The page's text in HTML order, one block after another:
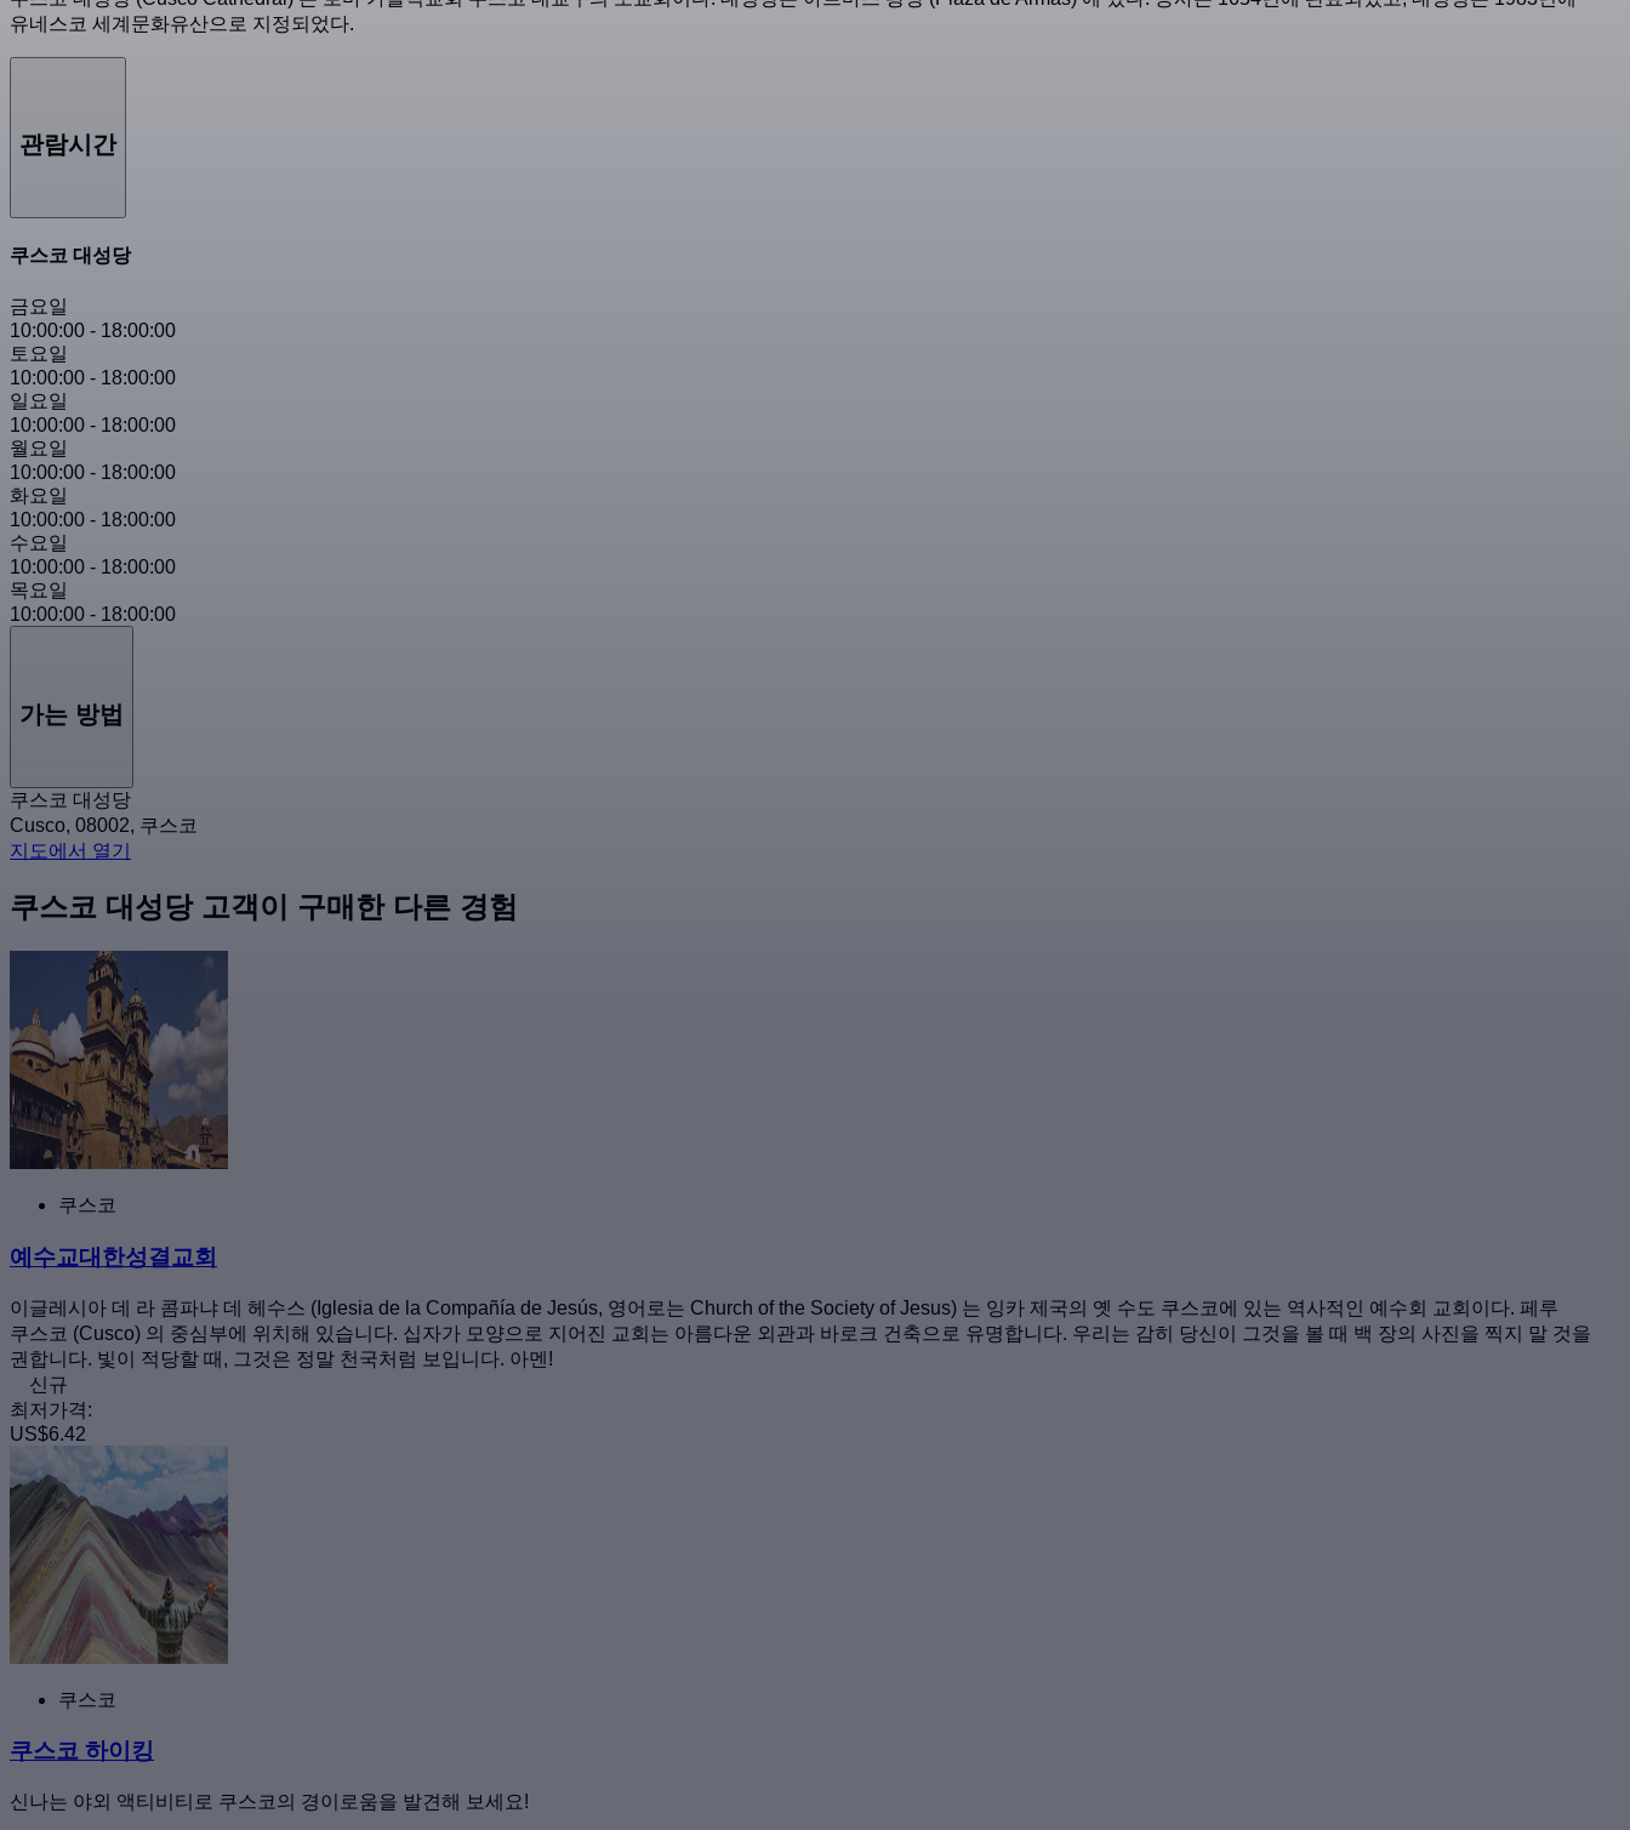
유네스코 세계문화유산으로 지정되었다.
관람시간
쿠스코 대성당
금요일
10:00:00 - 18:00:00
토요일
10:00:00 - 18:00:00
일요일
10:00:00 - 18:00:00
월요일
10:00:00 - 18:00:00
화요일
10:00:00 - 18:00:00
수요일
10:00:00 - 18:00:00
목요일
10:00:00 - 18:00:00
가는 방법
쿠스코 대성당
Cusco, 08002, 쿠스코
지도에서 열기
쿠스코 대성당 고객이 구매한 다른 경험
쿠스코
예수교대한성결교회
이글레시아 데 라 콤파냐 데 헤수스 (Iglesia de la Compañía de Jesús, 영어로는 Church of the Society of Jesus) 는 잉카 제국의 옛 수도 쿠스코에 있는 역사적인 예수회 교회이다. 페루
쿠스코 (Cusco) 의 중심부에 위치해 있습니다. 십자가 모양으로 지어진 교회는 아름다운 외관과 바로크 건축으로 유명합니다. 우리는 감히 당신이 그것을 볼 때 백 장의 사진을 찍지 말 것을
권합니다. 빛이 적당할 때, 그것은 정말 천국처럼 보입니다. 아멘!
신규
최저가격:
US$6.42
쿠스코
쿠스코 하이킹
신나는 야외 액티비티로 쿠스코의 경이로움을 발견해 보세요!